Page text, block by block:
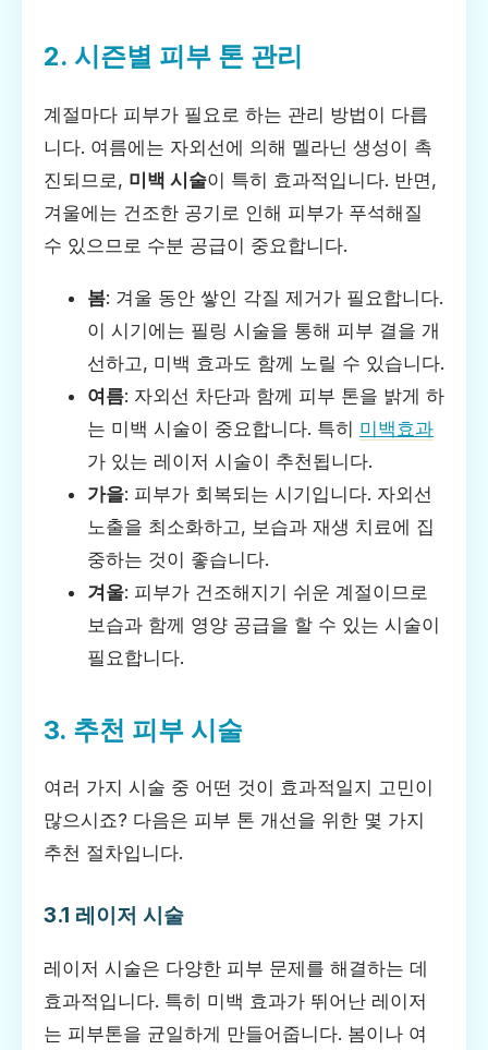
2. 시즌별 피부 톤 관리
계절마다 피부가 필요로 하는 관리 방법이 다릅
니다. 여름에는 자외선에 의해 멜라닌 생성이 촉
진되므로, 미백 시술이 특히 효과적입니다. 반면,
겨울에는 건조한 공기로 인해 피부가 푸석해질
수 있으므로 수분 공급이 중요합니다.
봄: 겨울 동안 쌓인 각질 제거가 필요합니다.
이 시기에는 필링 시술을 통해 피부 결을 개
선하고, 미백 효과도 함께 노릴 수 있습니다.
여름: 자외선 차단과 함께 피부 톤을 밝게 하
는 미백 시술이 중요합니다. 특히 미백효과
가 있는 레이저 시술이 추천됩니다.
가을: 피부가 회복되는 시기입니다. 자외선
노출을 최소화하고, 보습과 재생 치료에 집
중하는 것이 좋습니다.
겨울: 피부가 건조해지기 쉬운 계절이므로
보습과 함께 영양 공급을 할 수 있는 시술이
필요합니다.
3. 추천 피부 시술
여러 가지 시술 중 어떤 것이 효과적일지 고민이
많으시죠? 다음은 피부 톤 개선을 위한 몇 가지
추천 절차입니다.
3.1 레이저 시술
레이저 시술은 다양한 피부 문제를 해결하는 데
효과적입니다. 특히 미백 효과가 뛰어난 레이저
는 피부톤을 균일하게 만들어줍니다. 봄이나 여